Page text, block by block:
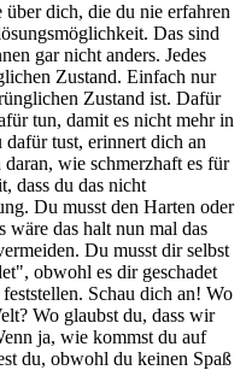
dich, die du nie erfahren
Das sind
gar nicht anders. Jedes
Zustand. Einfach nur
Zustand ist. Dafür
tun, damit es nicht mehr in
tust, erinnert dich an
wie schmerzhaft es für
dass du das nicht
Du musst den Harten oder
wäre das halt nun mal das
Du musst dir selbst
obwohl es dir geschadet
Schau dich an! Wo
Wo glaubst du, dass wir
ja, wie kommst du auf
du, obwohl du keinen Spaß